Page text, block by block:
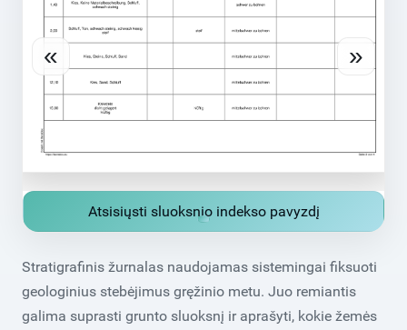
« »
Atsisiųsti sluoksnio indekso pavyzdį
Stratigrafinis žurnalas naudojamas sistemingai fiksuoti
geologinius stebėjimus gręžinio metu. Juo remiantis
galima suprasti grunto sluoksnį ir aprašyti, kokie žemės